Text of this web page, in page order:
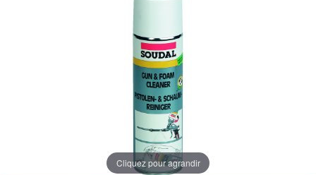
Cliquez pour agrandir